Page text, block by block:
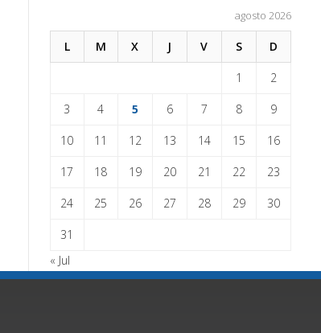
agosto 2026
L M X J V S D
1 2
3 4 5 6 7 8 9
10 11 12 13 14 15 16
17 18 19 20 21 22 23
24 25 26 27 28 29 30
31
« Jul